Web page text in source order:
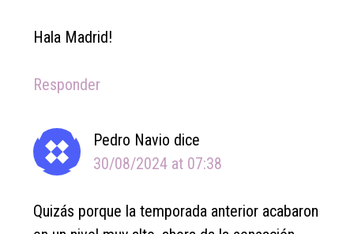
Hala Madrid!
Responder
Pedro Navio dice
30/08/2024 at 07:38
Quizás porque la temporada anterior acabaron